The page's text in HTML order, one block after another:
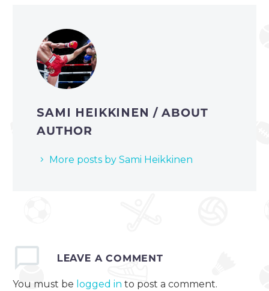
SAMI HEIKKINEN/ ABOUT
AUTHOR
More posts by Sami Heikkinen
LEAVE A COMMENT
You must be logged in to post a comment.